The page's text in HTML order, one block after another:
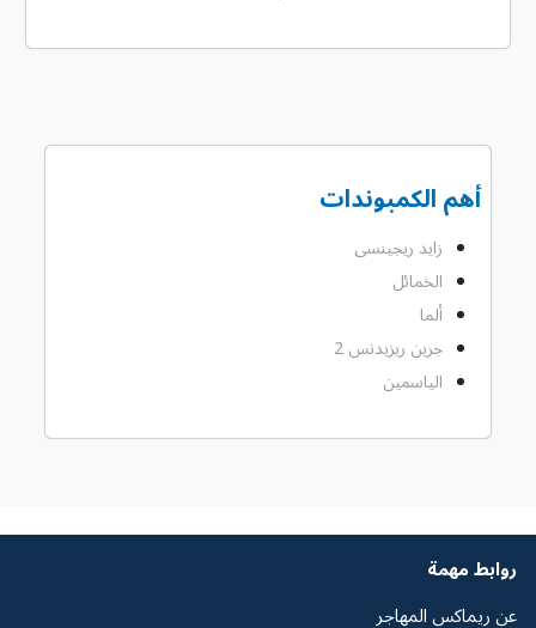
أهم الكمبوندات
زايد ريجينسى
الخمائل
ألما
جرين ريزيدنس 2
الياسمين
روابط مهمة
عن ريماكس المهاجر